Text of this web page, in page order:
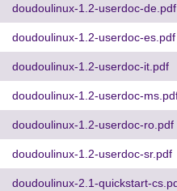
doudoulinux-1.2-userdoc-de.pdf
doudoulinux-1.2-userdoc-es.pdf
doudoulinux-1.2-userdoc-it.pdf
doudoulinux-1.2-userdoc-
doudoulinux-1.2-userdoc-ro.pdf
doudoulinux-1.2-userdoc-sr.pdf
doudoulinux-2.1-quickstart-